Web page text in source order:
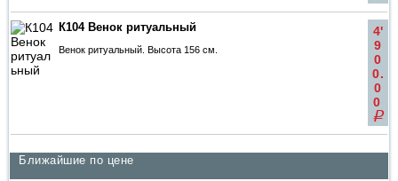
К104 Венок ритуальный
Венок ритуальный. Высота 156 см.
4'
9
0
0.
0
0
q
Ближайшие по цене